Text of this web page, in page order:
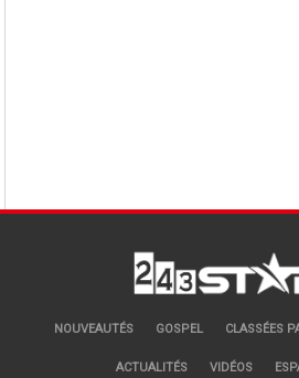
NOUVEAUTÉS GOSPEL CLASSÉES
ACTUALITÉS VIDÉOS